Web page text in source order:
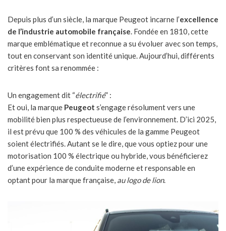
Depuis plus d’un siècle, la marque Peugeot incarne l’excellence
de l’industrie automobile française. Fondée en 1810, cette
marque emblématique et reconnue a su évoluer avec son temps,
tout en conservant son identité unique. Aujourd’hui, différents
critères font sa renommée :
Un engagement dit “électrifié” :
Et oui, la marque Peugeot s’engage résolument vers une
mobilité bien plus respectueuse de l’environnement. D’ici 2025,
il est prévu que 100 % des véhicules de la gamme Peugeot
soient électrifiés. Autant se le dire, que vous optiez pour une
motorisation 100 % électrique ou hybride, vous bénéficierez
d’une expérience de conduite moderne et responsable en
optant pour la marque française, au logo de lion.